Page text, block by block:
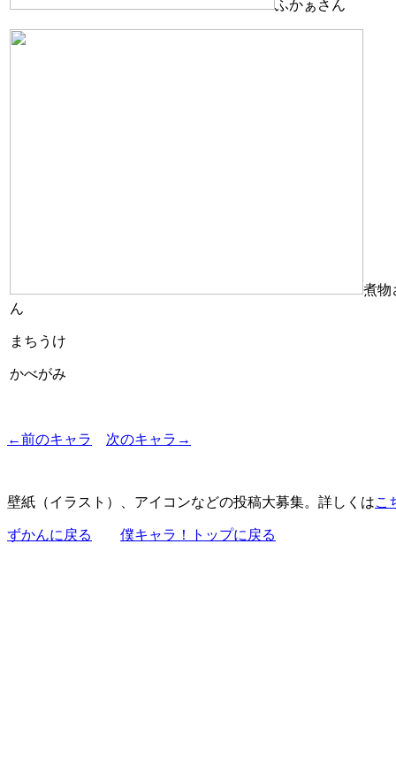
ふかぁさん
煮物
ん
まちうけ
かべがみ
←前のキャラ 次のキャラ→
壁紙（イラスト）、アイコンなどの投稿大募集。詳しくはこ
ずかんに戻る 僕キャラ！トップに戻る